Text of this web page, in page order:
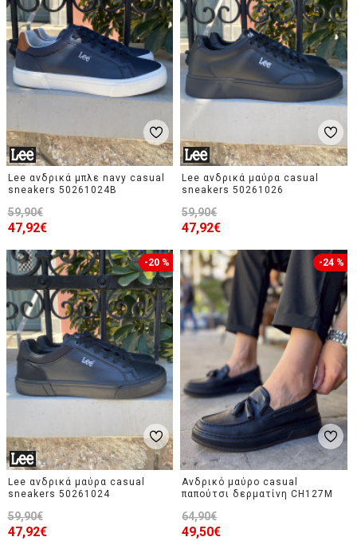
Lee ανδρικά μπλε navy casual
sneakers 50261024B
47,92€
59,90€
Lee ανδρικά μαύρα casual
sneakers 50261026
47,92€
59,90€
-20 %
Lee ανδρικά μαύρα casual
sneakers 50261024
47,92€
59,90€
-24 %
Ανδρικό μαύρο casual
παπούτσι δερματίνη CH127M
49,50€
64,90€